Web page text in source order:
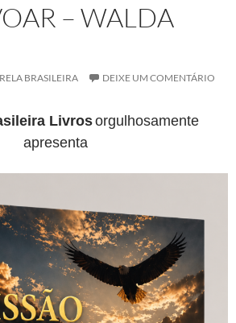
– WALDA
BRASILEIRA DEIXE UM COMENTÁRIO
Livrosorgulhosamente
apresenta